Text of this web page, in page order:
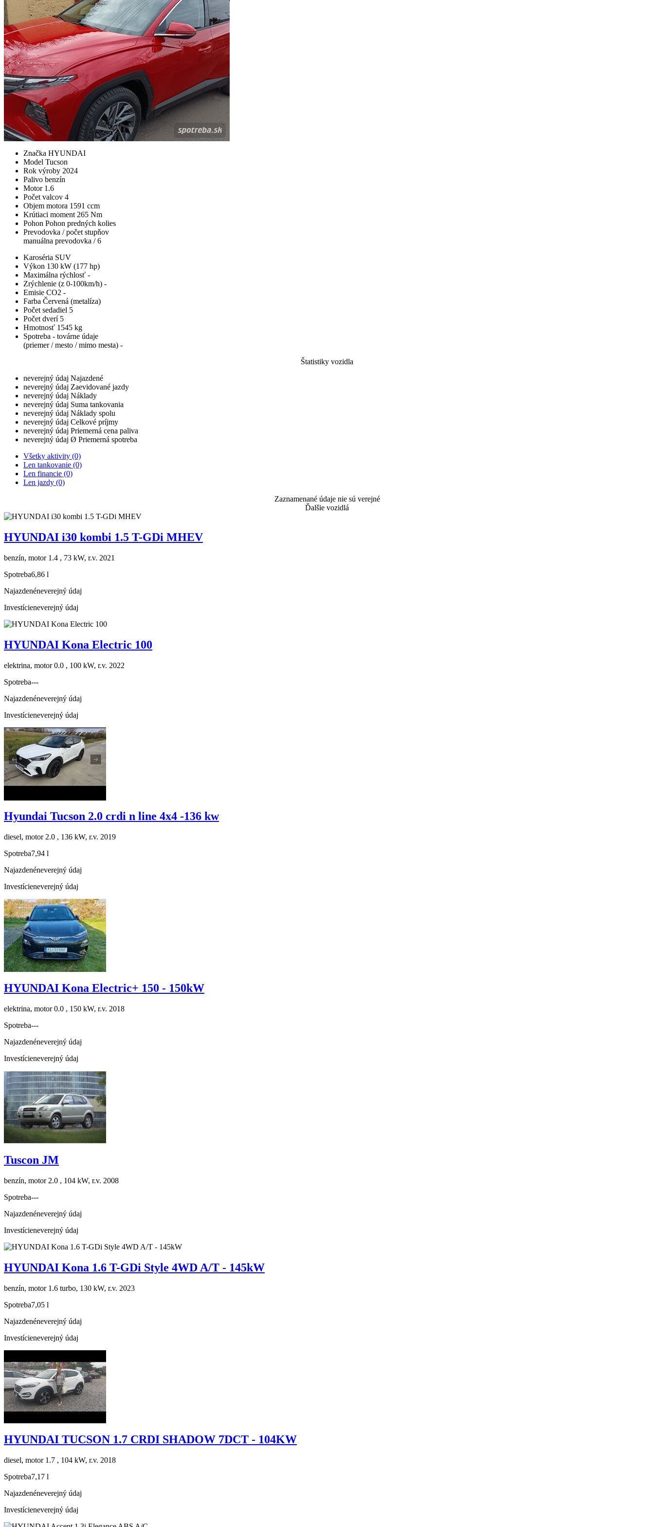
Značka HYUNDAI
Model Tucson
Rok výroby 2024
Palivo benzín
Motor 1.6
Počet valcov 4
Objem motora 1591 ccm
Krútiaci moment 265 Nm
Pohon Pohon predných kolies
Prevodovka / počet stupňov
manuálna prevodovka / 6
Karoséria SUV
Výkon 130 kW (177 hp)
Maximálna rýchlosť -
Zrýchlenie (z 0-100km/h) -
Emisie CO2 -
Farba Červená (metalíza)
Počet sedadiel 5
Počet dverí 5
Hmotnosť 1545 kg
Spotreba - továrne údaje
(priemer / mesto / mimo mesta) -
Štatistiky vozidla
neverejný údaj Najazdené
neverejný údaj Zaevidované jazdy
neverejný údaj Náklady
neverejný údaj Suma tankovania
neverejný údaj Náklady spolu
neverejný údaj Celkové príjmy
neverejný údaj Priemerná cena paliva
neverejný údaj Ø Priemerná spotreba
Všetky aktivity (0)
Len tankovanie (0)
Len financie (0)
Len jazdy (0)
Zaznamenané údaje nie sú verejné
Ďalšie vozidlá
HYUNDAI i30 kombi 1.5 T-GDi MHEV
benzín, motor 1.4 , 73 kW, r.v. 2021
Spotreba6,86 l
Najazdenéneverejný údaj
Investícieneverejný údaj
HYUNDAI Kona Electric 100
elektrina, motor 0.0 , 100 kW, r.v. 2022
Spotreba---
Najazdenéneverejný údaj
Investícieneverejný údaj
Hyundai Tucson 2.0 crdi n line 4x4 -136 kw
diesel, motor 2.0 , 136 kW, r.v. 2019
Spotreba7,94 l
Najazdenéneverejný údaj
Investícieneverejný údaj
HYUNDAI Kona Electric+ 150 - 150kW
elektrina, motor 0.0 , 150 kW, r.v. 2018
Spotreba---
Najazdenéneverejný údaj
Investícieneverejný údaj
Tuscon JM
benzín, motor 2.0 , 104 kW, r.v. 2008
Spotreba---
Najazdenéneverejný údaj
Investícieneverejný údaj
HYUNDAI Kona 1.6 T-GDi Style 4WD A/T - 145kW
benzín, motor 1.6 turbo, 130 kW, r.v. 2023
Spotreba7,05 l
Najazdenéneverejný údaj
Investícieneverejný údaj
HYUNDAI TUCSON 1.7 CRDI SHADOW 7DCT - 104KW
diesel, motor 1.7 , 104 kW, r.v. 2018
Spotreba7,17 l
Najazdenéneverejný údaj
Investícieneverejný údaj